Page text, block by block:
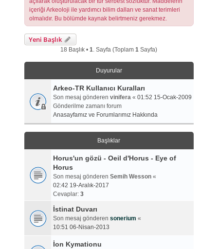
içeriği Arkeoloji ile yardımcı bilim dalları ve sanat terimleri
olmalıdır. Bu bölümde kaynak belirtmeniz gerekmez.
Yeni Başlık
18 Başlık •1. Sayfa (Toplam1 Sayfa)
Duyurular
Arkeo-TR Kullanıcı Kuralları
Son mesaj gönderen vinifera« 01:52 15-Ocak-2009
Gönderilme zamanı forum
Anasayfamız ve Forumlarımız Hakkında
Başlıklar
Horus'un gözü - Oeil d'Horus - Eye of
Horus
Son mesaj gönderen Semih Wesson«
02:42 19-Aralık-2017
Cevaplar: 3
İstinat Duvarı
Son mesaj gönderen sonerium «
10:51 06-Nisan-2013
İon Kymationu